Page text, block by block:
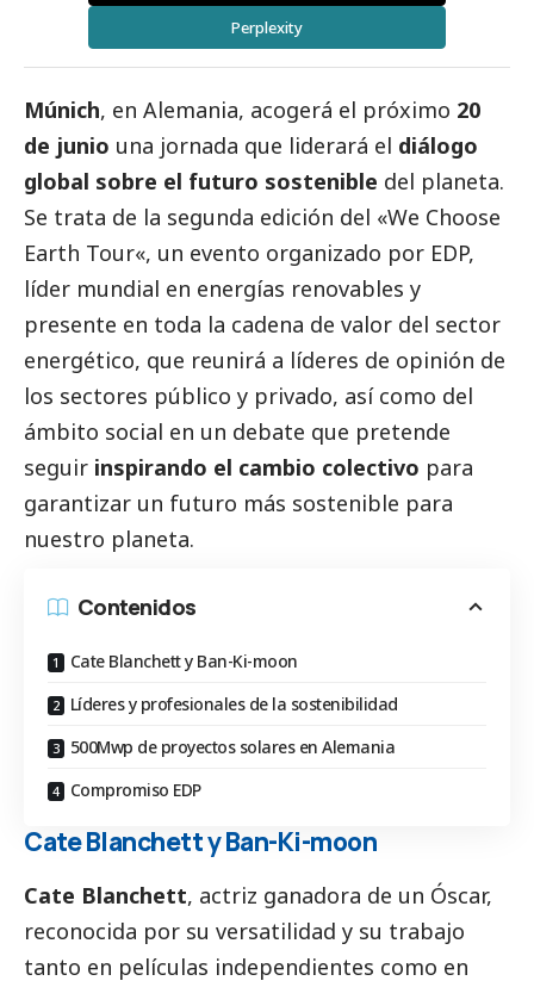
Perplexity
Múnich, en Alemania, acogerá el próximo 20
de junio una jornada que liderará el diálogo
global sobre el futuro sostenible del planeta.
Se trata de la segunda edición del «We Choose
Earth Tour«, un evento organizado por EDP,
líder mundial en energías renovables y
presente en toda la cadena de valor del sector
energético, que reunirá a líderes de opinión de
los sectores público y privado, así como del
ámbito social en un debate que pretende
seguir inspirando el cambio colectivo para
garantizar un futuro más sostenible para
nuestro planeta.
Contenidos
Cate Blanchett y Ban-Ki-moon
Líderes y profesionales de la sostenibilidad
500Mwp de proyectos solares en Alemania
Compromiso EDP
Cate Blanchett y Ban-Ki-moon
Cate Blanchett, actriz ganadora de un Óscar,
reconocida por su versatilidad y su trabajo
tanto en películas independientes como en